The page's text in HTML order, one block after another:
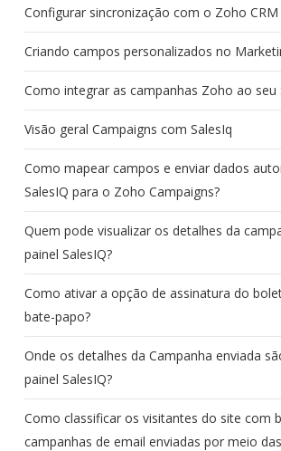
Configurar sincronização com o Zoho
Criando campos personalizados no
Como integrar as campanhas Zoho ao seu
Visão geral Campaigns com SalesIq
Como mapear campos e enviar dados
SalesIQ para o Zoho Campaigns?
Quem pode visualizar os detalhes da
painel SalesIQ?
Como ativar a opção de assinatura do
bate-papo?
Onde os detalhes da Campanha enviada
painel SalesIQ?
Como classificar os visitantes do site com
campanhas de email enviadas por meio